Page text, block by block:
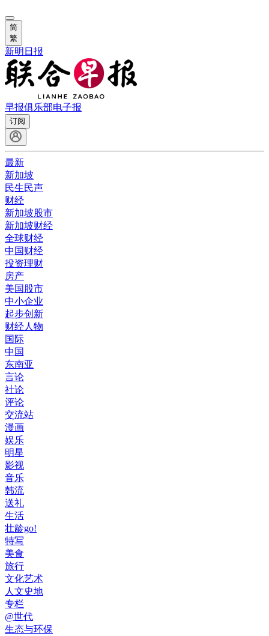
简
繁
新明日报
早报俱乐部电子报
订阅
最新
新加坡
民生民声
财经
新加坡股市
新加坡财经
全球财经
中国财经
投资理财
房产
美国股市
中小企业
起步创新
财经人物
国际
中国
东南亚
言论
社论
评论
交流站
漫画
娱乐
明星
影视
音乐
韩流
送礼
生活
壮龄go!
特写
美食
旅行
文化艺术
人文史地
专栏
@世代
生态与环保